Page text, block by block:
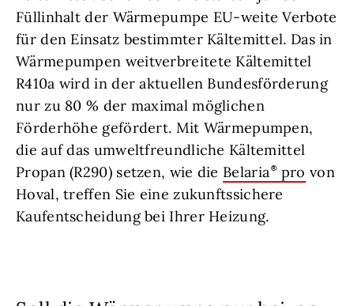
Füllinhalt der Wärmepumpe EU-weite Verbote
für den Einsatz bestimmter Kältemittel. Das in
Wärmepumpen weitverbreitete Kältemittel
R410a wird in der aktuellen Bundesförderung
nur zu 80 % der maximal möglichen
Förderhöhe gefördert. Mit Wärmepumpen,
die auf das umweltfreundliche Kältemittel
Propan (R290) setzen, wie die Belaria pro von
Hoval, treffen Sie eine zukunftssichere
Kaufentscheidung bei Ihrer Heizung.